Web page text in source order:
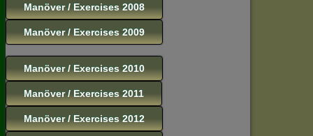
Manöver / Exercises 2008
Manöver / Exercises 2009
Manöver / Exercises 2010
Manöver / Exercises 2011
Manöver / Exercises 2012